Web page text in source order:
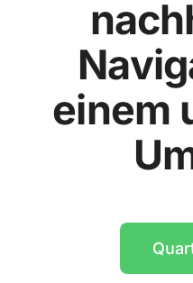
einem